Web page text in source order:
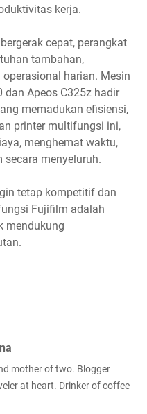
kerja.
cepat, perangkat
tambahan,
harian. Mesin
Apeos C325z hadir
memadukan efisiensi,
printer multifungsi ini,
menghemat waktu,
menyeluruh.
tetap kompetitif dan
Fujifilm adalah
mendukung
mother of two. Blogger
at heart. Drinker of coffee